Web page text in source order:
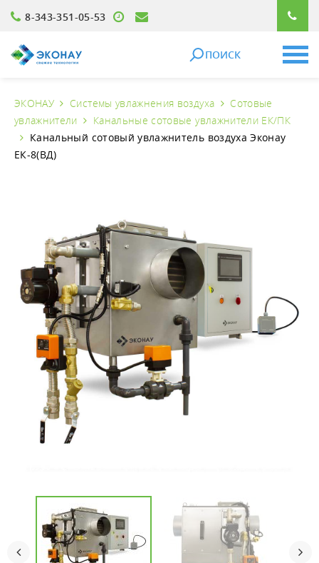
8-343-351-05-53
ПОИСК
ЭКОНАУ Системы увлажнения воздуха
Сотовые
увлажнители
Канальные сотовые увлажнители ЕК/ПК
Канальный сотовый увлажнитель воздуха Эконау
ЕК-8(ВД)